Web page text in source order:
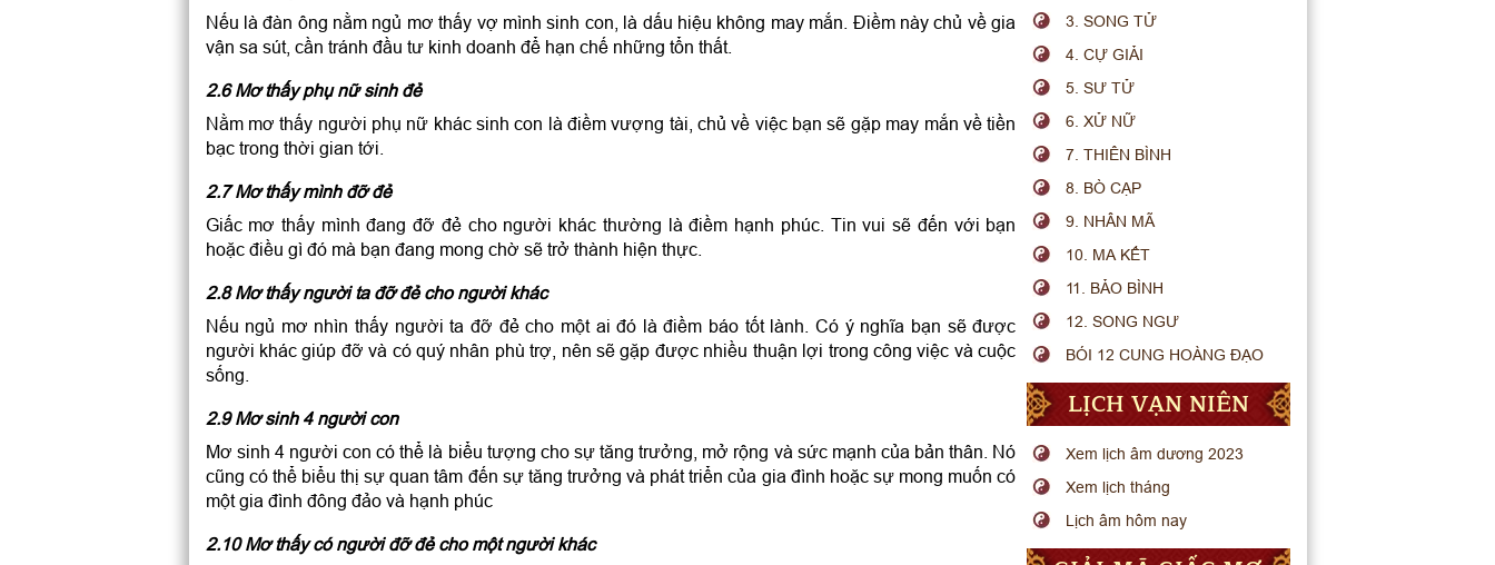
Nếu là đàn ông nằm ngủ mơ thấy vợ mình sinh con, là dấu hiệu không may mắn. Điềm này chủ về gia
vận sa sút, cần tránh đầu tư kinh doanh để hạn chế những tổn thất.
2.6 Mơ thấy phụ nữ sinh đẻ
Nằm mơ thấy người phụ nữ khác sinh con là điềm vượng tài, chủ về việc bạn sẽ gặp may mắn về tiền
bạc trong thời gian tới.
2.7 Mơ thấy mình đỡ đẻ
Giấc mơ thấy mình đang đỡ đẻ cho người khác thường là điềm hạnh phúc. Tin vui sẽ đến với bạn
hoặc điều gì đó mà bạn đang mong chờ sẽ trở thành hiện thực.
2.8 Mơ thấy người ta đỡ đẻ cho người khác
Nếu ngủ mơ nhìn thấy người ta đỡ đẻ cho một ai đó là điềm báo tốt lành. Có ý nghĩa bạn sẽ được
người khác giúp đỡ và có quý nhân phù trợ, nên sẽ gặp được nhiều thuận lợi trong công việc và cuộc
sống.
2.9 Mơ sinh 4 người con
Mơ sinh 4 người con có thể là biểu tượng cho sự tăng trưởng, mở rộng và sức mạnh của bản thân. Nó
cũng có thể biểu thị sự quan tâm đến sự tăng trưởng và phát triển của gia đình hoặc sự mong muốn có
một gia đình đông đảo và hạnh phúc
2.10 Mơ thấy có người đỡ đẻ cho một người khác
3. SONG TỬ
4. CỰ GIẢI
5. SƯ TỬ
6. XỬ NỮ
7. THIÊN BÌNH
8. BÒ CẠP
9. NHÂN MÃ
10. MA KẾT
11. BẢO BÌNH
12. SONG NGƯ
BÓI 12 CUNG HOÀNG ĐẠO
LỊCH VẠN NIÊN
Xem lịch âm dương 2023
Xem lịch tháng
Lịch âm hôm nay